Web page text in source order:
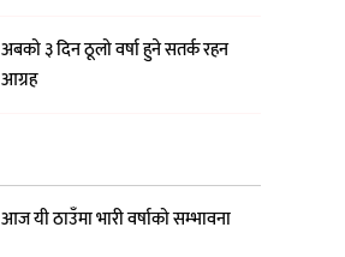
अबको ३ दिन ठूलो वर्षा हुने सतर्क रहन
आग्रह
आज यी ठाउँमा भारी वर्षाको सम्भावना